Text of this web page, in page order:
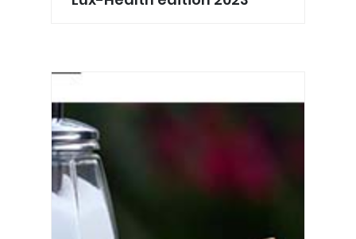
télémédecine, de réalité augmentée
formations, Lux-Health a évoqué le
sujet des évolutions techn...